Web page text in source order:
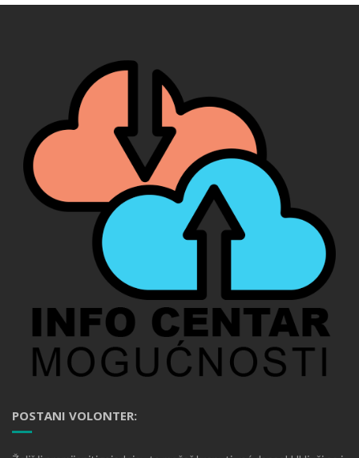
POSTANI VOLONTER: